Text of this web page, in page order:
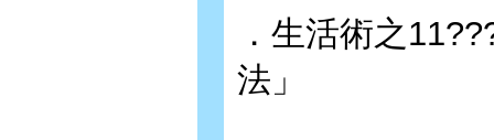
．生活術之
法」